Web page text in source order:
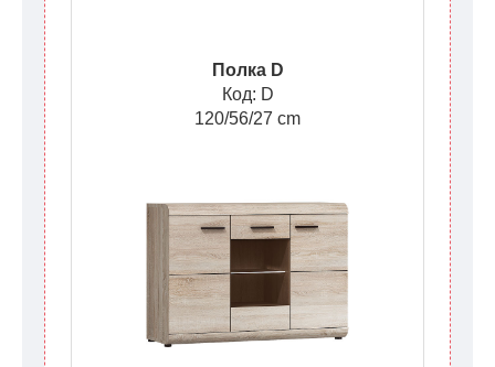
Полка D
Код: D
120/56/27 cm